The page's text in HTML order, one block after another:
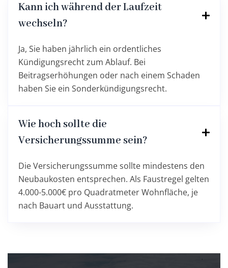
Kann ich während der Laufzeit
wechseln?
Ja, Sie haben jährlich ein ordentliches
Kündigungsrecht zum Ablauf. Bei
Beitragserhöhungen oder nach einem Schaden
haben Sie ein Sonderkündigungsrecht.
Wie hoch sollte die
Versicherungssumme sein?
Die Versicherungssumme sollte mindestens den
Neubaukosten entsprechen. Als Faustregel gelten
4.000-5.000€ pro Quadratmeter Wohnfläche, je
nach Bauart und Ausstattung.